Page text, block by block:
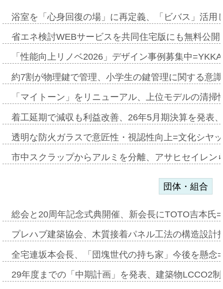
浴室を「心身回復の場」に再定義、「ビバス」活
省エネ検討WEBサービスを共同住宅版にも無料公
「性能向上リノベ2026」デザイン事例募集中
約7割が物理鍵で管理、小学生の鍵管理に関する意
「マイトーン」をリニューアル、上位モデルの清
着工延期で減収も利益改善、26年5月期決算を発表
透明な防火ガラスで意匠性・視認性向上=文化シヤ
市中スクラップからアルミを分離、アサヒセイレ
団体・組合
総会と20周年記念式典開催、新会長にTOTO吉本氏
プレハブ建築協会、木質接着パネル工法の構造設
全宅連坂本会長、「団塊世代の持ち家」今後を懸
29年度までの「中期計画」を発表、建築物LCCO2